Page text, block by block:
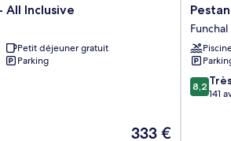
All Inclusive
Petit déjeuner gratuit
Parking
Le
333 €
Pestana
Royal
All
Inclusive
Ocean
&
Spa
Funchal
8.2
sur
8,2
141